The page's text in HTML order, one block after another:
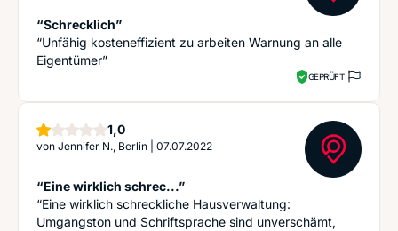
“Schrecklich”
“Unfähig kosteneffizient zu arbeiten Warnung an alle
Eigentümer”
GEPRÜFT
1,0Stern
von Jennifer N., Berlin 07.07.2022
“Eine wirklich schrec...”
“Eine wirklich schreckliche Hausverwaltung:
Umgangston und Schriftsprache sind unverschämt,